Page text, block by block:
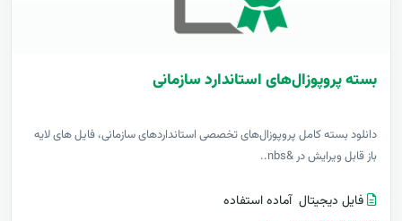
بسته پروپوزال‌های استاندارد سازمانی
دانلود بسته کامل پروپوزال‌های تخصصی استانداردهای سازمانی، فایل های لایه
باز قابل ویرایش در &nbs..
فایل دیجیتال آماده استفاده